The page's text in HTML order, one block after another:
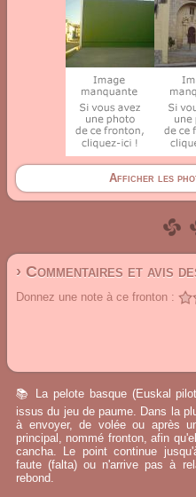
Afficher les
› Commentaires et avis
Donnez une note à ce fronton :
📚 La pelote basque (Euskal
issus du jeu de paume. Dans la
à envoyer, de volée ou après
principal, nommé fronton, afin
cancha. Le point continue
faute (falta) ou n'arrive pas à
rebond.